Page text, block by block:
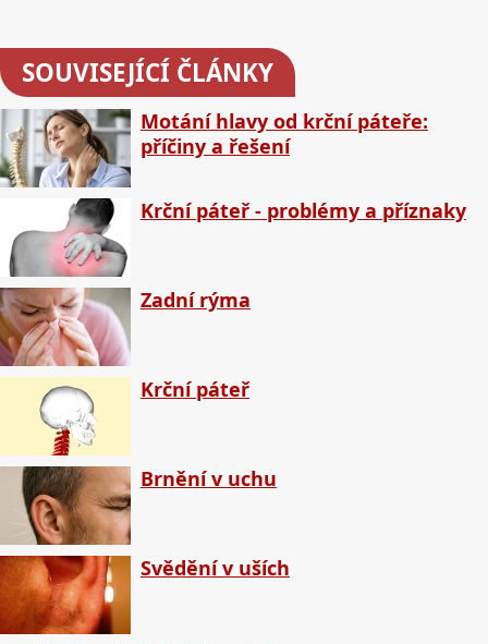
SOUVISEJÍCÍ ČLÁNKY
Motání hlavy od krční páteře:
příčiny a řešení
Krční páteř - problémy a příznaky
Zadní rýma
Krční páteř
Brnění v uchu
Svědění v uších